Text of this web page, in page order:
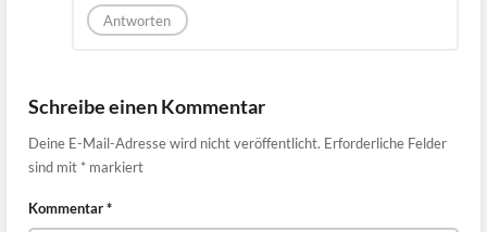
Antworten
Schreibe einen Kommentar
Deine E-Mail-Adresse wird nicht veröffentlicht. Erforderliche Felder
sind mit * markiert
Kommentar*